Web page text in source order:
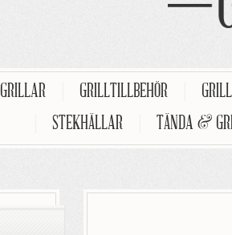
GRILLAR GRILLTILLBEHÖR
STEKHÄLLAR TÄNDA &